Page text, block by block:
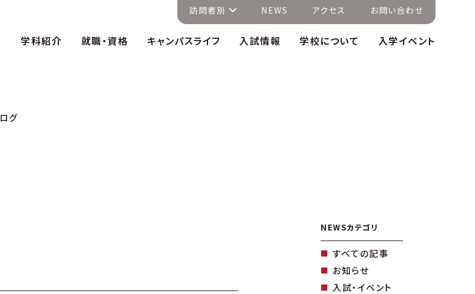
訪問者別 NEWS アクセス お問い合わせ
学科紹介 就職・資格 キャンパスライフ 入試情報 学校について 入学イベント
グ
NEWSカテゴリ
すべての記事
お知らせ
入試・イベント